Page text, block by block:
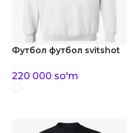
Футбол футбол svitshot
220 000 so'm